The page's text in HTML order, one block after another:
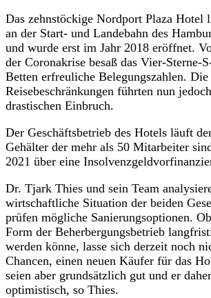
Das zehnstöckige Nordport Plaza Hotel
an der Start- und Landebahn des
und wurde erst im Jahr 2018 eröffnet.
der Coronakrise besaß das Vier-Sterne-
Betten erfreuliche Belegungszahlen.
Reisebeschränkungen führten nun
drastischen Einbruch.
Der Geschäftsbetrieb des Hotels läuft
Gehälter der mehr als 50 Mitarbeiter
2021 über eine
Dr. Tjark Thies und sein Team
wirtschaftliche Situation der beiden
prüfen mögliche Sanierungsoptionen.
Form der Beherbergungsbetrieb
werden könne, lasse sich derzeit noch
Chancen, einen neuen Käufer für das
seien aber grundsätzlich gut und er
optimistisch, so Thies.